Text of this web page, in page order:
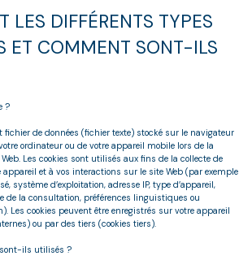
LES DIFFÉRENTS TYPES
ET COMMENT SONT-ILS
?
fichier de données (fichier texte) stocké sur le navigateur
ordinateur ou de votre appareil mobile lors de la
Les cookies sont utilisés aux fins de la collecte de
appareil et à vos interactions sur le site Web (par exemple
système d’exploitation, adresse IP, type d’appareil,
de la consultation, préférences linguistiques ou
Les cookies peuvent être enregistrés sur votre appareil
ou par des tiers (cookies tiers).
sont-ils utilisés ?